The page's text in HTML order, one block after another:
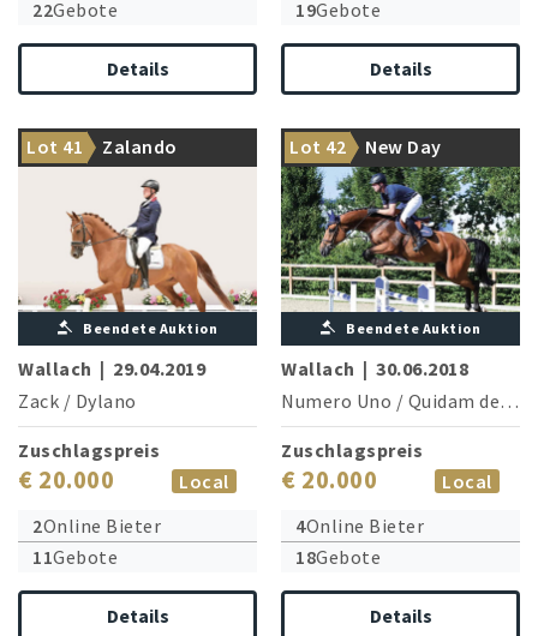
22Gebote
Details
19Gebote
Details
Lot 41 Zalando
Volljähriger Goldfuchs, auf
gutem Weg seinem
berühmten Vater
nachzueifern
Beendete Auktion
Wallach | 29.04.2019
Zack / Dylano
Zuschlagspreis
€ 20.000
Local
2Online Bieter
11Gebote
Details
Lot 42 New Day
Sympathischer Wallach mit
viel Vermögen und Vorsicht
Beendete Auktion
Wallach | 30.06.2018
Numero Uno / Quidam de Revel
Zuschlagspreis
€ 20.000
Local
4Online Bieter
18Gebote
Details
Siegreicher Sportler mit